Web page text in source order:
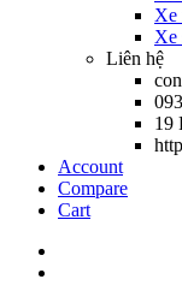
Xe
Xe
Liên hệ
19
Account
Compare
Cart